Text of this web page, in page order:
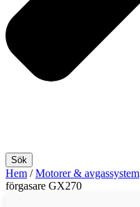
Sök
Hem /Motorer & avgassystem
förgasare GX270